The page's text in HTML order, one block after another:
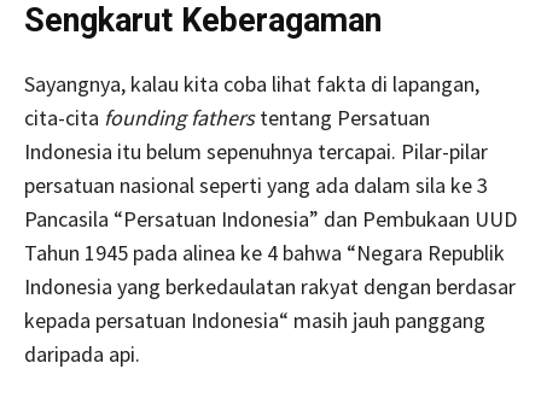
Sengkarut Keberagaman
Sayangnya, kalau kita coba lihat fakta di lapangan,
cita-cita founding fatherstentang Persatuan
Indonesia itu belum sepenuhnya tercapai. Pilar-pilar
persatuan nasional seperti yang ada dalam sila ke 3
Pancasila “Persatuan Indonesia” dan Pembukaan UUD
Tahun 1945 pada alinea ke 4 bahwa “Negara Republik
Indonesia yang berkedaulatan rakyat dengan berdasar
kepada persatuan Indonesia“ masih jauh panggang
daripada api.